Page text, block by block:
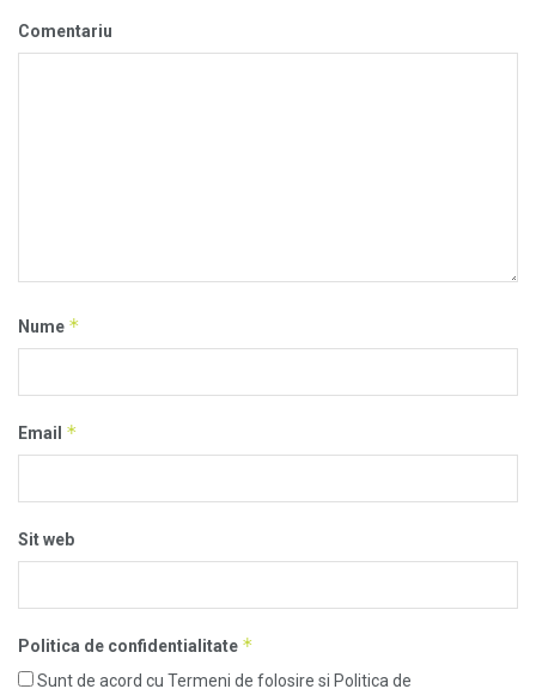
Comentariu
Nume *
Email *
Sit web
Politica de confidentialitate *
Sunt de acord cu Termeni de folosire si Politica de